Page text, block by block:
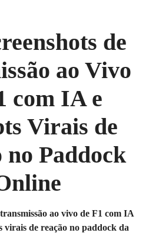
de
ao Vivo
com IA e
Virais de
no Paddock
ao vivo de F1 com IA
virais de reação no paddock da